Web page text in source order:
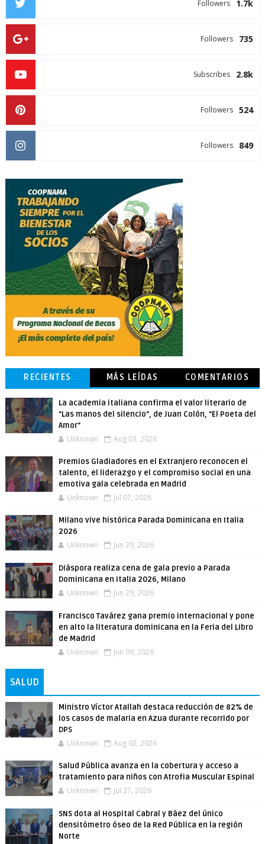
1.7k
Followers
735
Followers
2.8k
Subscribes
524
Followers
849
Followers
RECIENTES MÁS LEÍDAS COMENTARIOS
La academia italiana confirma el valor literario de
"Las manos del silencio", de Juan Colón, "El Poeta del
Amor"
Unknown Aug 03, 2026
Premios Gladiadores en el Extranjero reconocen el
talento, el liderazgo y el compromiso social en una
emotiva gala celebrada en Madrid
Unknown Jul 07, 2026
Milano vive histórica Parada Dominicana en Italia
2026
Unknown Jun 29, 2026
Diáspora realiza cena de gala previo a Parada
Dominicana en Italia 2026, Milano
Unknown Jun 29, 2026
Francisco Tavárez gana premio internacional y pone
en alto la literatura dominicana en la Feria del Libro
de Madrid
Unknown Jun 09, 2026
SALUD
Ministro Víctor Atallah destaca reducción de 82% de
los casos de malaria en Azua durante recorrido por
DPS
Unknown Aug 02, 2026
Salud Pública avanza en la cobertura y acceso a
tratamiento para niños con Atrofia Muscular Espinal
Unknown Jul 27, 2026
SNS dota al Hospital Cabral y Báez del único
densitómetro óseo de la Red Pública en la región
Norte